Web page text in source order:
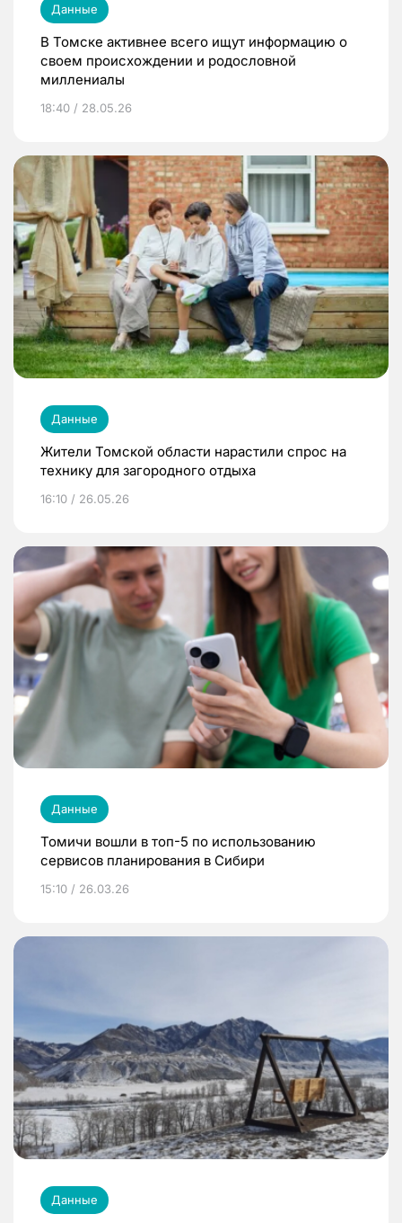
Данные
В Томске активнее всего ищут информацию о
своем происхождении и родословной
миллениалы
18:40 / 28.05.26
Данные
Жители Томской области нарастили спрос на
технику для загородного отдыха
16:10 / 26.05.26
Данные
Томичи вошли в топ-5 по использованию
сервисов планирования в Сибири
15:10 / 26.03.26
Данные